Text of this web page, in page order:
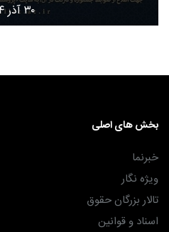
۳۰ آذر ۱۴۰۴
بخش های اصلی
خبرنما
ویژه نگار
تالار بزرگان حقوق
اسناد و قوانین